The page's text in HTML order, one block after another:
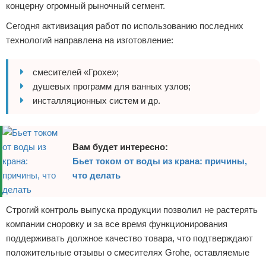
концерну огромный рыночный сегмент.
Сегодня активизация работ по использованию последних
технологий направлена на изготовление:
смесителей «Грохе»;
душевых программ для ванных узлов;
инсталляционных систем и др.
Вам будет интересно:
Бьет током от воды из крана: причины,
что делать
Строгий контроль выпуска продукции позволил не растерять
компании сноровку и за все время функционирования
поддерживать должное качество товара, что подтверждают
положительные отзывы о смесителях Grohe, оставляемые